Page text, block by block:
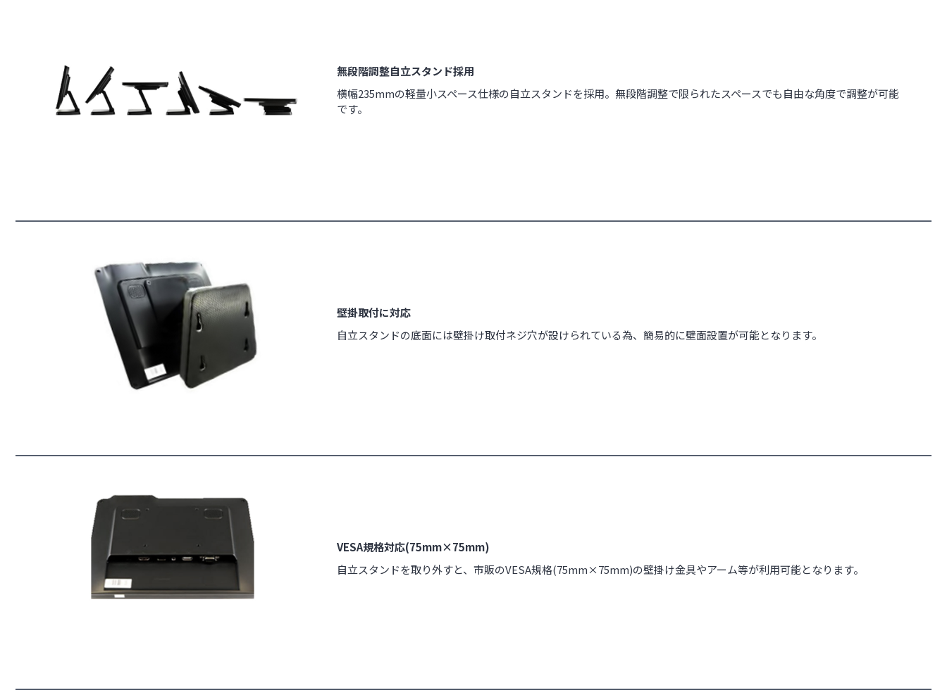
無段階調整自立スタンド採用
横幅235mmの軽量小スペース仕様の自立スタンドを採用。無段階調整で限られたスペースでも自由な角度で調整が可能
です。
壁掛取付に対応
自立スタンドの底面には壁掛け取付ネジ穴が設けられている為、簡易的に壁面設置が可能となります。
VESA規格対応(75mm×75mm)
自立スタンドを取り外すと、市販のVESA規格(75mm×75mm)の壁掛け金具やアーム等が利用可能となります。